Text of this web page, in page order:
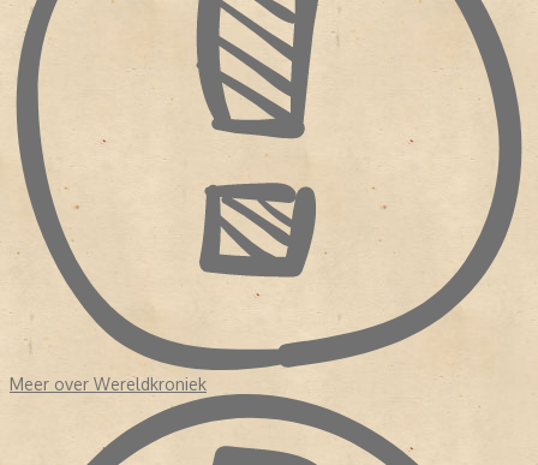
het punt om met instrument en al in een haard te vallen, en
daaronder staat: ‘Winter.’ Er staat zeker nog veel meer
merkwaardigs in, dat ons ontsnapt is, maar zoo bladzij aan bladzij
te lezen van sneeuw en donkere dagen voor Kerstmis en
winternacht en oudejaarsgedachten, en al maar door
wintergezichten te bekijken van Apol en Duchatel en Nakken en
Gabriël - dat houde een ander uit.
Meer over Wereldkroniek